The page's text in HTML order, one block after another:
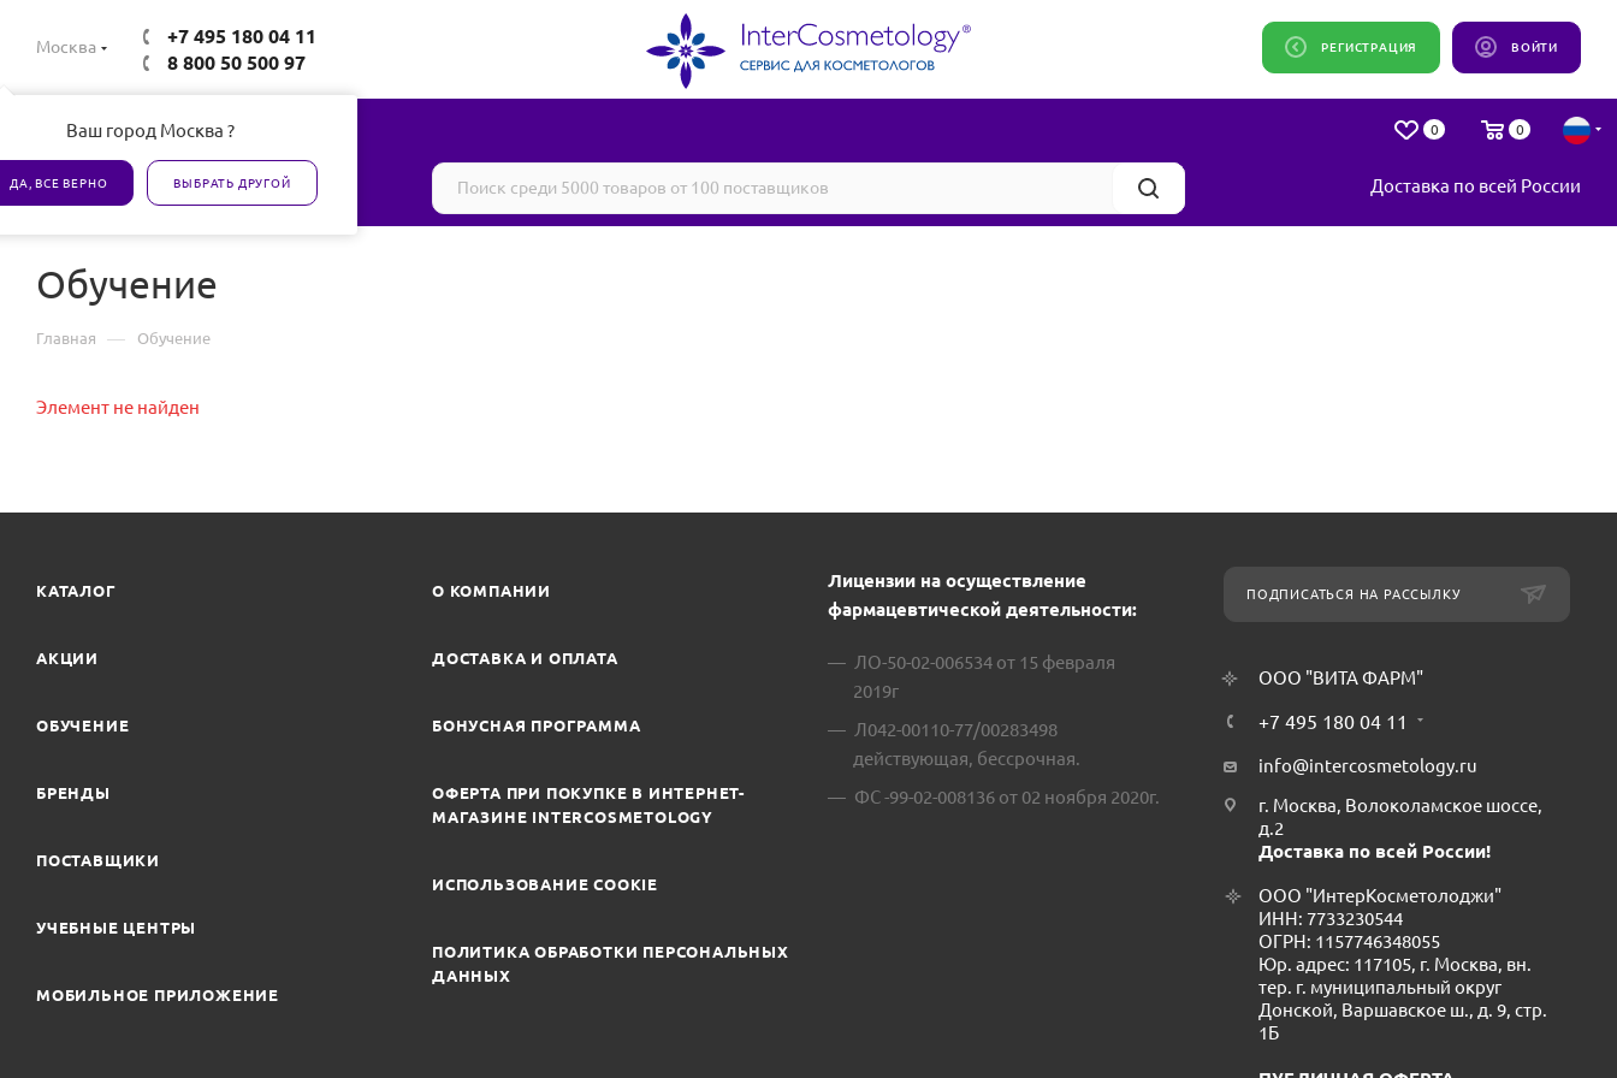
Москва
Ваш город Москва ?
ДА, ВСЕ ВЕРНО ВЫБРАТЬ ДРУГОЙ
+7 495 180 04 11
8 800 50 500 97
ВОЙТИ
РЕГИСТРАЦИЯ
0 0
Все товары сертифицированы Доставка по всей России
Обучение
Главная — Обучение
Элемент не найден
КАТАЛОГ
АКЦИИ
ОБУЧЕНИЕ
БРЕНДЫ
ПОСТАВЩИКИ
УЧЕБНЫЕ ЦЕНТРЫ
МОБИЛЬНОЕ ПРИЛОЖЕНИЕ
О КОМПАНИИ
ДОСТАВКА И ОПЛАТА
БОНУСНАЯ ПРОГРАММА
ОФЕРТА ПРИ ПОКУПКЕ В ИНТЕРНЕТ-
МАГАЗИНЕ INTERCOSMETOLOGY
ИСПОЛЬЗОВАНИЕ COOKIE
ПОЛИТИКА ОБРАБОТКИ ПЕРСОНАЛЬНЫХ
ДАННЫХ
Лицензии на осуществление
фармацевтической деятельности:
ЛО-50-02-006534 от 15 февраля
2019г
Л042-00110-77/00283498
действующая, бессрочная.
ФС -99-02-008136 от 02 ноября 2020г.
ПОДПИСАТЬСЯ НА РАССЫЛКУ
ООО "ВИТА ФАРМ"
+7 495 180 04 11
info@intercosmetology.ru
г. Москва, Волоколамское шоссе,
д.2
Доставка по всей России!
ООО "ИнтерКосметолоджи"
ИНН: 7733230544
ОГРН: 1157746348055
Юр. адрес: 117105, г. Москва, вн.
тер. г. муниципальный округ
Донской, Варшавское ш., д. 9, стр.
1Б